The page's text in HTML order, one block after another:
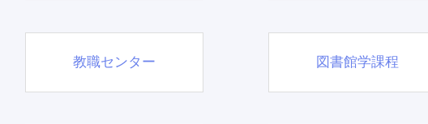
教職センター 図書館学課程